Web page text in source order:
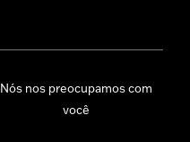
Nós nos preocupamos com
você